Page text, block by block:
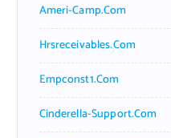
Ameri-Camp.com
Hrsreceivables.com
Empconst1.com
Cinderella-Support.com